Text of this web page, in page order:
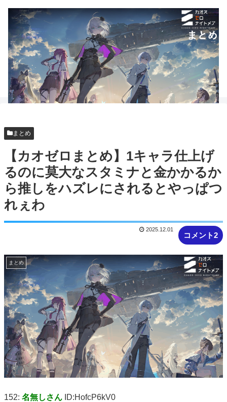
まとめ
【カオゼロまとめ】1キャラ仕上げ
るのに莫大なスタミナと金かかるか
ら推しをハズレにされるとやっぱつ
れぇわ
コメント2
2025.12.01
まとめ
152: 名無しさん ID:HofcP6kV0